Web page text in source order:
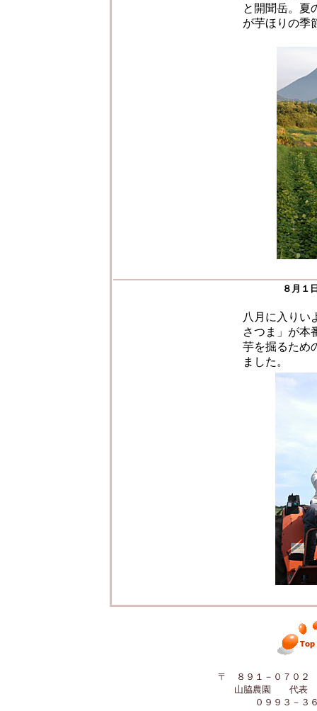
と開聞岳。夏
が芋ほりの季
８月
八月に入りい
さつま」が本
芋を掘るため
ました。
〒 ８９１－０７０２
山脇農園 代表
０９９３－３